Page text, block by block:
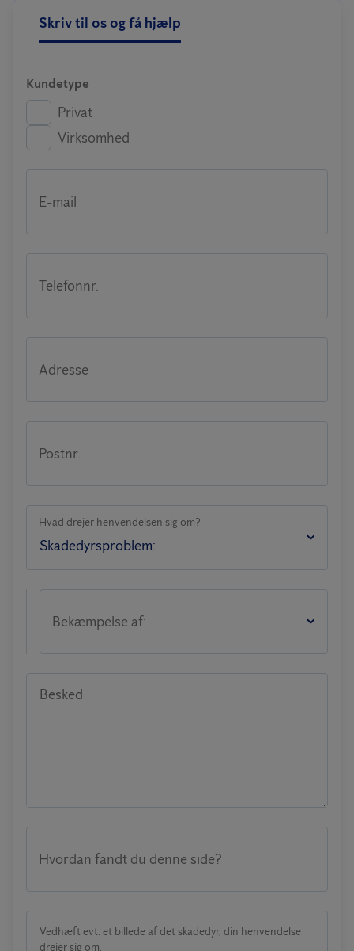
Skriv til os og få hjælp
Kundetype
Privat
Virksomhed
E-mail
Telefonnr.
Adresse
Postnr.
Hvad drejer henvendelsen sig om?
Bekæmpelse af:
Besked
Hvordan fandt du denne side?
Vedhæft evt. et billede af det skadedyr, din henvendelse
drejer sig om.